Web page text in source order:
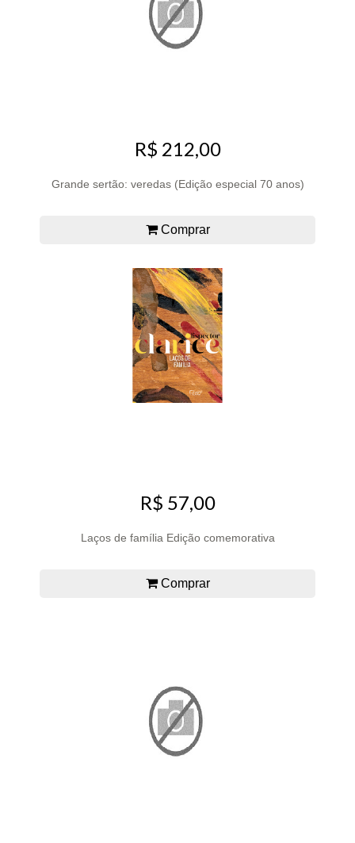
R$ 212,00
Grande sertão: veredas (Edição especial 70 anos)
Comprar
R$ 57,00
Laços de família Edição comemorativa
Comprar